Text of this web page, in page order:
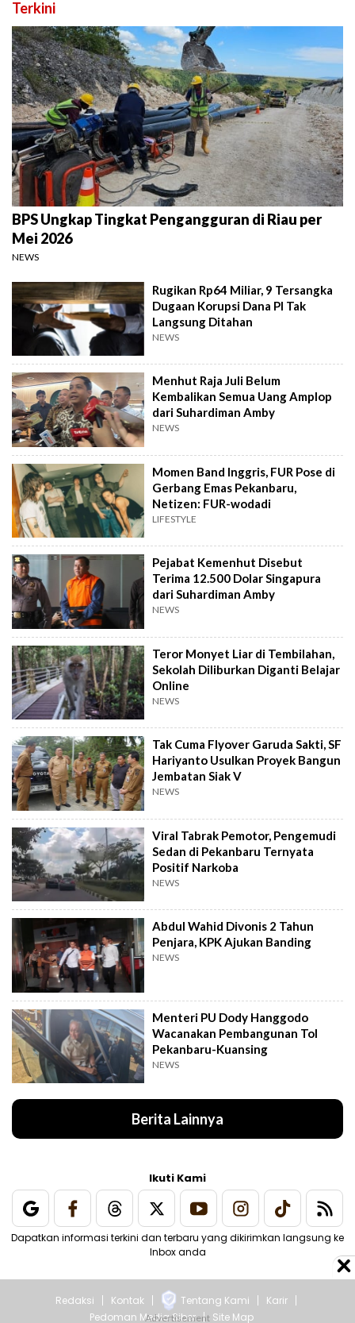
Terkini
BPS Ungkap Tingkat Pengangguran di Riau per
Mei 2026
NEWS
Rugikan Rp64 Miliar, 9 Tersangka
Dugaan Korupsi Dana PI Tak
Langsung Ditahan
NEWS
Menhut Raja Juli Belum
Kembalikan Semua Uang Amplop
dari Suhardiman Amby
NEWS
Momen Band Inggris, FUR Pose di
Gerbang Emas Pekanbaru,
Netizen: FUR-wodadi
LIFESTYLE
Pejabat Kemenhut Disebut
Terima 12.500 Dolar Singapura
dari Suhardiman Amby
NEWS
Teror Monyet Liar di Tembilahan,
Sekolah Diliburkan Diganti Belajar
Online
NEWS
Tak Cuma Flyover Garuda Sakti, SF
Hariyanto Usulkan Proyek Bangun
Jembatan Siak V
NEWS
Viral Tabrak Pemotor, Pengemudi
Sedan di Pekanbaru Ternyata
Positif Narkoba
NEWS
Abdul Wahid Divonis 2 Tahun
Penjara, KPK Ajukan Banding
NEWS
Menteri PU Dody Hanggodo
Wacanakan Pembangunan Tol
Pekanbaru-Kuansing
NEWS
Berita Lainnya
Ikuti Kami
Dapatkan informasi terkini dan terbaru yang dikirimkan langsung ke
Inbox anda
Redaksi Kontak Tentang Kami
Karir
Pedoman Media Siber
Site Map